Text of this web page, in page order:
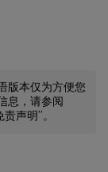
版本仅为方便您
息，请参阅
声明”。